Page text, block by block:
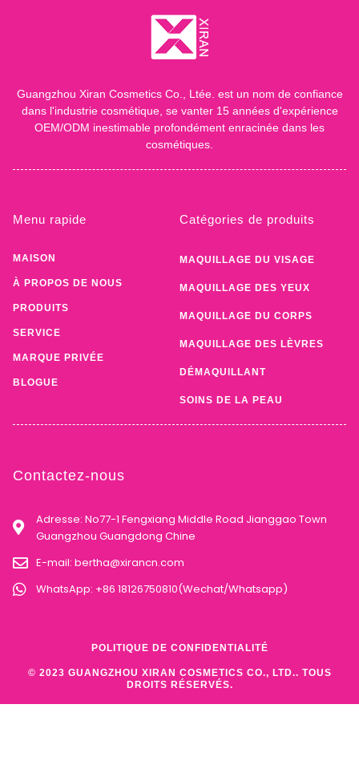
Guangzhou Xiran Cosmetics Co., Ltée. est un nom de confiance
dans l'industrie cosmétique, se vanter 15 années d'expérience
OEM/ODM inestimable profondément enracinée dans les
cosmétiques.
Menu rapide
MAISON
À PROPOS DE NOUS
PRODUITS
SERVICE
MARQUE PRIVÉE
BLOGUE
Catégories de produits
MAQUILLAGE DU VISAGE
MAQUILLAGE DES YEUX
MAQUILLAGE DU CORPS
MAQUILLAGE DES LÈVRES
DÉMAQUILLANT
SOINS DE LA PEAU
Contactez-nous
Adresse: No77-1 Fengxiang Middle Road Jianggao Town
Guangzhou Guangdong Chine
E-mail: bertha@xirancn.com
WhatsApp: +86 18126750810(Wechat/Whatsapp)
© 2023 GUANGZHOU XIRAN COSMETICS CO., LTD.. TOUS
DROITS RÉSERVÉS.
POLITIQUE DE CONFIDENTIALITÉ